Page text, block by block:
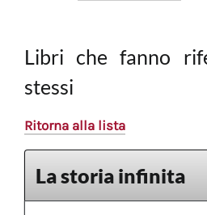
Libri che fanno
stessi
Ritorna alla lista
La storia infinita